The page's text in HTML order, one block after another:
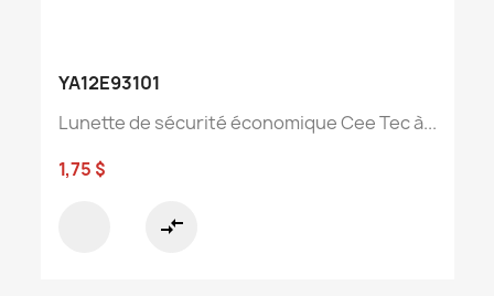
YA12E93101
Lunette de sécurité économique Cee Tec à...
1,75 $
compare_arrows